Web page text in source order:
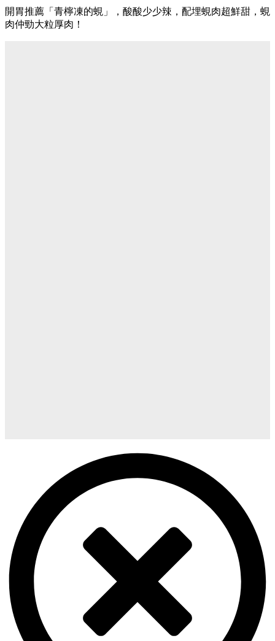
開胃推薦「青檸凍的蜆」，酸酸少少辣，配埋蜆肉超鮮甜，蜆
肉仲勁大粒厚肉！